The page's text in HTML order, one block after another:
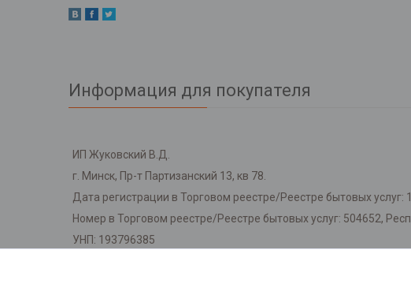
Информация для покупателя
ИП Жуковский В.Д.
г. Минск, Пр-т Партизанский 13, кв 78.
Дата регистрации в Торговом реестре/Реестре бытовых услуг:
Номер в Торговом реестре/Реестре бытовых услуг: 504652,
УНП: 193796385